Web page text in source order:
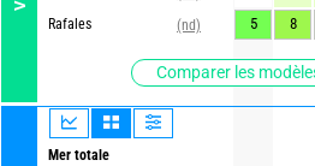
Rafales
(nd)
Comparer les
Mer totale
5
8